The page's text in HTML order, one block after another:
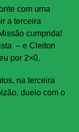
com uma
a terceira
cumprida!
– e Cleiton
por 2×0.
na terceira
duelo com o